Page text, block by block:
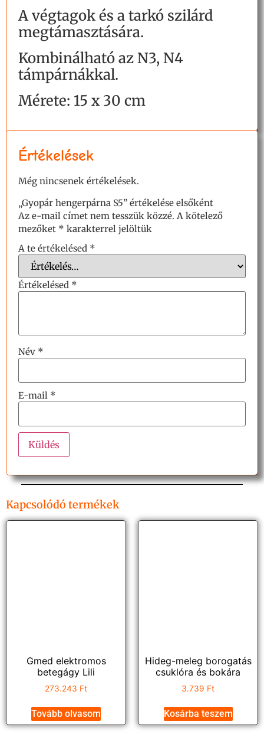
A végtagok és a tarkó szilárd
megtámasztására.
Kombinálható az N3, N4
támpárnákkal.
Mérete: 15 x 30 cm
Értékelések
Még nincsenek értékelések.
„Gyopár hengerpárna S5” értékelése elsőként
Az e-mail címet nem tesszük közzé. A kötelező
mezőket * karakterrel jelöltük
A te értékelésed *
Értékelésed *
Név *
E-mail *
Kapcsolódó termékek
Gmed elektromos
betegágy Lili
273.243 Ft
Tovább olvasom
Hideg-meleg borogatás
csuklóra és bokára
3.739 Ft
Kosárba teszem